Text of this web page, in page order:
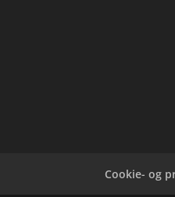
Cookie- og